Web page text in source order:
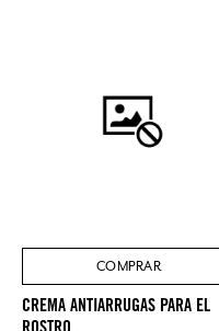
COMPRAR
CREMA ANTIARRUGAS PARA EL